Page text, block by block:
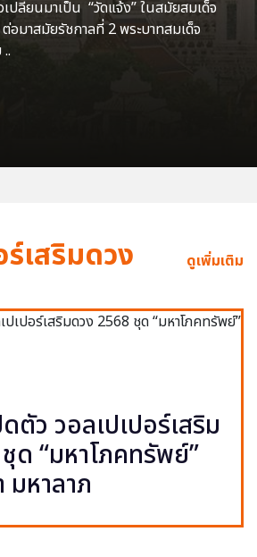
เปลี่ยนมาเป็น “วัดแจ้ง” ในสมัยสมเด็จ
อมาสมัยรัชกาลที่ 2 พระบาทสมเด็จ
ร์เสริมดวง ดูเพิ่มเติม
ตัว วอลเปเปอร์เสริม
ด “มหาโภคทรัพย์”
มหาลาภ